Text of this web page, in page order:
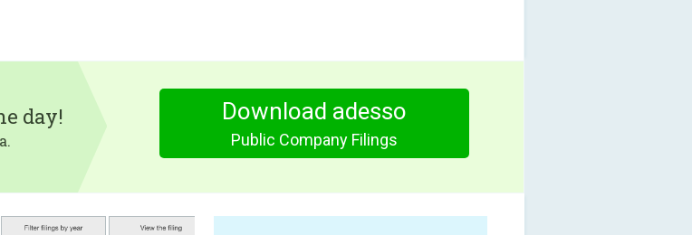
day!
Download adesso
Public Company Filings